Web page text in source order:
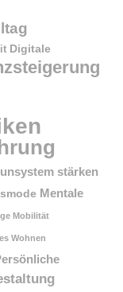
Digitale
stärken
Mentale
Mobilität
Wohnen